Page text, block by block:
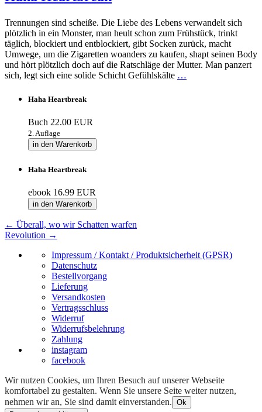
Trennungen sind scheiße. Die Liebe des Lebens verwandelt sich
plötzlich in ein Monster, man heult schon zum Frühstück, trinkt
täglich, blockiert und entblockiert, gibt Socken zurück, macht
Umwege, um die Zigaretten woanders zu kaufen, shapt seinen Body
und hört plötzlich doch auf die Ratschläge der Mutter. Man panzert
sich, legt sich eine solide Schicht Gefühlskälte …
Haha Heartbreak
Buch 22.00 EUR
2. Auflage
in den Warenkorb
Haha Heartbreak
ebook 16.99 EUR
in den Warenkorb
← Überall, wo wir Schatten warfen
Revolution →
Impressum / Kontakt / Produktsicherheit (GPSR)
Datenschutz
Bestellvorgang
Lieferung
Versandkosten
Vertragsschluss
Widerruf
Widerrufsbelehrung
Zahlung
instagram
facebook
Wir nutzen Cookies, um Ihren Besuch auf unserer Webseite
komfortabel zu gestalten. Wenn Sie unsere Seite weiter nutzen,
nehmen wir an, Sie sind damit einverstanden. Ok